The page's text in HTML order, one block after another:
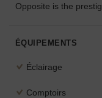
Opposite is the
ÉQUIPEMENTS
Éclairage
Comptoirs